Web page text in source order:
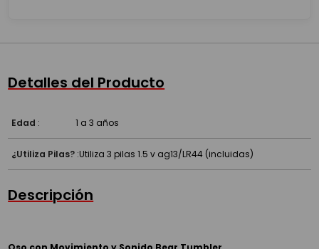
¿Para qué edad es?
Detalles del Producto
Edad : 1 a 3 años
¿Utiliza Pilas? :Utiliza 3 pilas 1.5 v ag13/LR44 (incluidas)
Descripción